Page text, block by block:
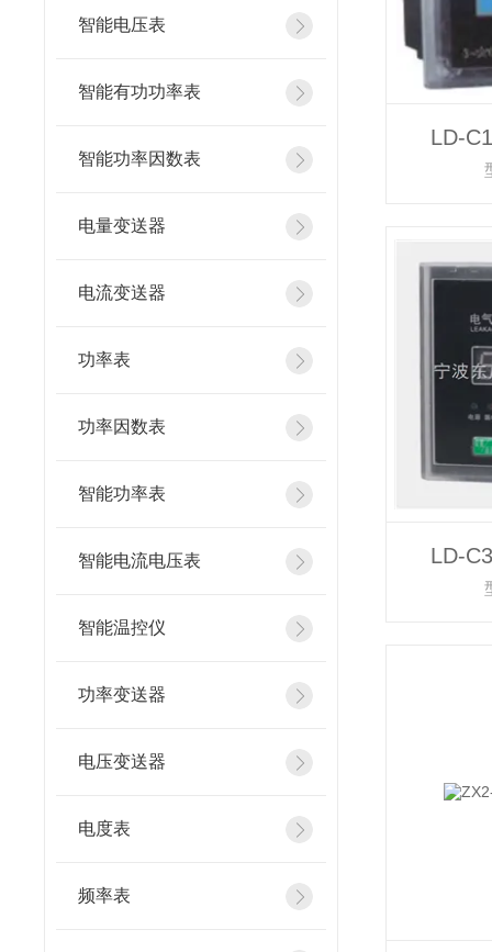
智能电压表
智能有功功率表
智能功率因数表
电量变送器
电流变送器
功率表
功率因数表
智能功率表
智能电流电压表
智能温控仪
功率变送器
电压变送器
电度表
频率表
LD-
LD-